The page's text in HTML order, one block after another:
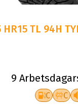
TL 94H
9
C C